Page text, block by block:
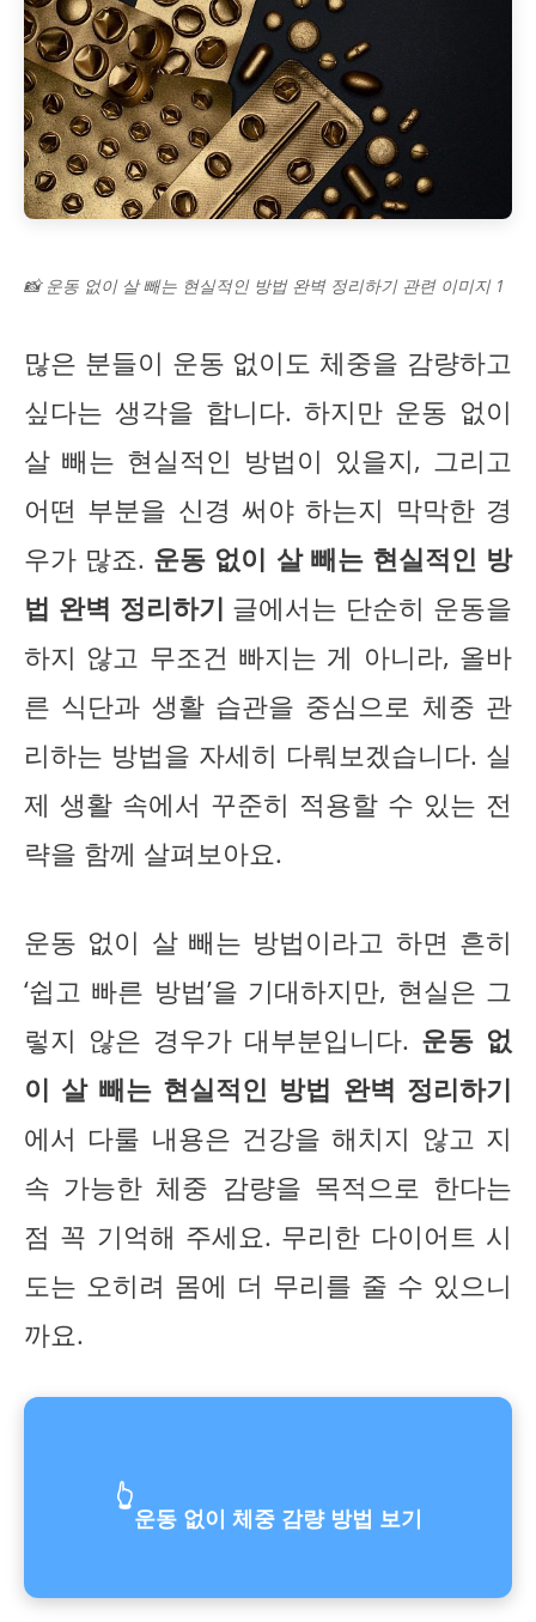
📸 운동 없이 살 빼는 현실적인 방법 완벽 정리하기 관련 이미지 1
많은 분들이 운동 없이도 체중을 감량하고
싶다는 생각을 합니다. 하지만 운동 없이
살 빼는 현실적인 방법이 있을지, 그리고
어떤 부분을 신경 써야 하는지 막막한 경
우가 많죠. 운동 없이 살 빼는 현실적인 방
법 완벽 정리하기 글에서는 단순히 운동을
하지 않고 무조건 빠지는 게 아니라, 올바
른 식단과 생활 습관을 중심으로 체중 관
리하는 방법을 자세히 다뤄보겠습니다. 실
제 생활 속에서 꾸준히 적용할 수 있는 전
략을 함께 살펴보아요.
운동 없이 살 빼는 방법이라고 하면 흔히
‘쉽고 빠른 방법’을 기대하지만, 현실은 그
렇지 않은 경우가 대부분입니다. 운동 없
이 살 빼는 현실적인 방법 완벽 정리하기
에서 다룰 내용은 건강을 해치지 않고 지
속 가능한 체중 감량을 목적으로 한다는
점 꼭 기억해 주세요. 무리한 다이어트 시
도는 오히려 몸에 더 무리를 줄 수 있으니
까요.
👆
운동 없이 체중 감량 방법 보기